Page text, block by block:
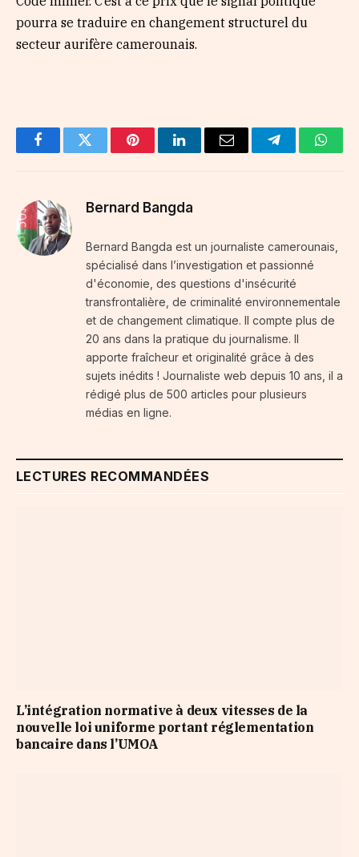
pourra se traduire en changement structurel du
secteur aurifère camerounais.
FacebookTwitter PinterestLinkedInEmail Telegram
Bernard Bangda
Bernard Bangda est un journaliste camerounais,
spécialisé dans l’investigation et passionné
d'économie, des questions d'insécurité
transfrontalière, de criminalité environnementale
et de changement climatique. Il compte plus de
20 ans dans la pratique du journalisme. Il
apporte fraîcheur et originalité grâce à des
sujets inédits ! Journaliste web depuis 10 ans, il a
rédigé plus de 500 articles pour plusieurs
médias en ligne.
LECTURES RECOMMANDÉES
L’intégration normative à deux vitesses de la
nouvelle loi uniforme portant réglementation
bancaire dans l’UMOA